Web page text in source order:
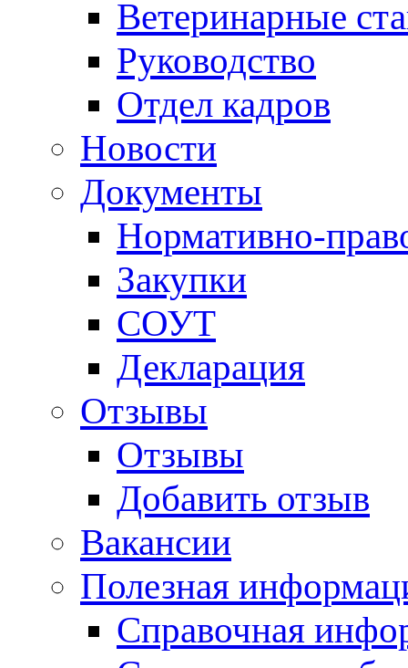
Ветеринарные
Руководство
Отдел кадров
Новости
Документы
Нормативно-
Закупки
СОУТ
Декларация
Отзывы
Отзывы
Добавить отзыв
Вакансии
Полезная
Справочная